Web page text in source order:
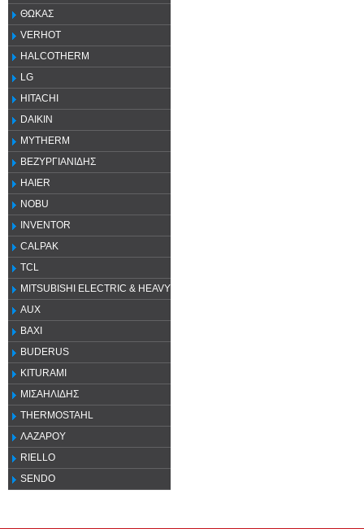
ΘΩΚΑΣ
VERHOT
HALCOTHERM
LG
HITACHI
DAIKIN
MYTHERM
ΒΕΖΥΡΓΙΑΝΙΔΗΣ
HAIER
NOBU
INVENTOR
CALPAK
TCL
MITSUBISHI ELECTRIC & HEAVY
AUX
ΒΑΧΙ
BUDERUS
KITURAMI
ΜΙΣΑΗΛΙΔΗΣ
THERMOSTAHL
ΛΑΖΑΡΟΥ
RIELLO
SENDO